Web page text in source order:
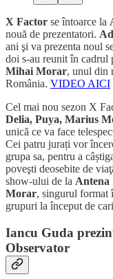
X Factor se întoarce la
nouă de prezentatori.
ani şi va prezenta noul
doi s-au reunit în cadrul
Mihai Morar, unul din
România. VIDEO AICI
Cel mai nou sezon X
Delia, Puya, Marius
unică ce va face
Cei patru jurați vor
grupa sa, pentru a
poveşti deosebite de
show-ului de la Antena
Morar, singurul format
grupuri la început de
Iancu Guda
Observator